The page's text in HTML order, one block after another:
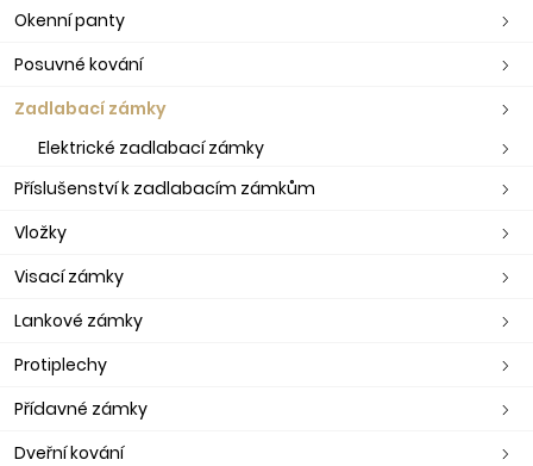
Okenní panty
Posuvné kování
Zadlabací zámky
Elektrické zadlabací zámky
Příslušenství k zadlabacím zámkům
Vložky
Visací zámky
Lankové zámky
Protiplechy
Přídavné zámky
Dveřní kování